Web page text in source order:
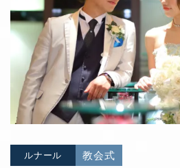
ルナール 教会式